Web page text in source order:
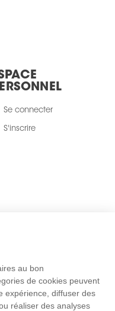
au bon
de cookies peuvent
expérience, diffuser des
réaliser des analyses
Se connecter
S'inscrire